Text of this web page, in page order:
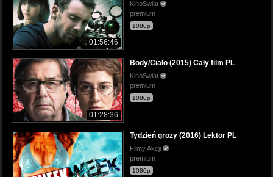
01:56:46
KinoSwiat
premium
1080p
01:28:36
Body/Ciało (2015) Cały film PL
KinoSwiat
premium
1080p
Tydzień grozy (2016) Lektor PL
Filmy Akcji
premium
1080p